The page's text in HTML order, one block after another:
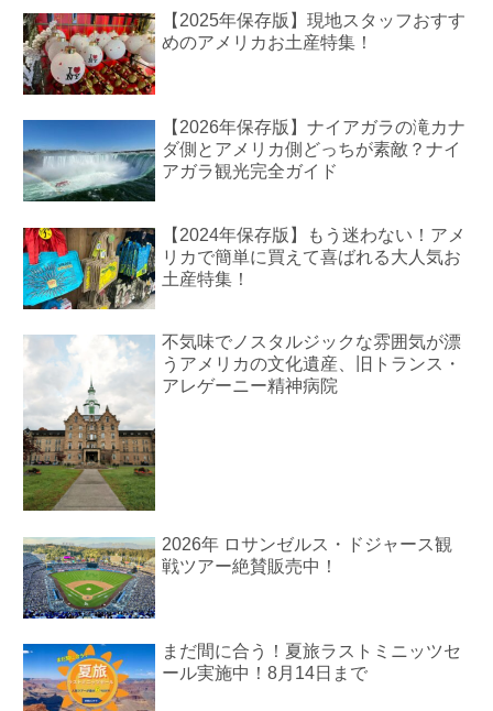
【2025年保存版】現地スタッフおすす
めのアメリカお土産特集！
【2026年保存版】ナイアガラの滝カナ
ダ側とアメリカ側どっちが素敵？ナイ
アガラ観光完全ガイド
【2024年保存版】もう迷わない！アメ
リカで簡単に買えて喜ばれる大人気お
土産特集！
不気味でノスタルジックな雰囲気が漂
うアメリカの文化遺産、旧トランス・
アレゲーニー精神病院
2026年 ロサンゼルス・ドジャース観
戦ツアー絶賛販売中！
まだ間に合う！夏旅ラストミニッツセ
ール実施中！8月14日まで